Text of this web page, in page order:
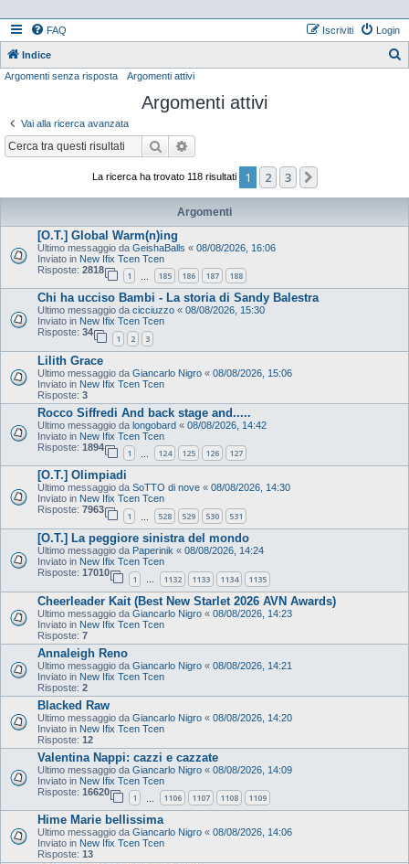
FAQ Login
Iscriviti
Indice
Argomenti senza risposta Argomenti attivi
Argomenti attivi
Vai alla ricerca avanzata
Cerca
La ricerca ha trovato 118 risultati 1 2 3
Argomenti
[O.T.] Global Warm(n)ing
Ultimo messaggio da GeishaBalls « 08/08/2026, 16:06
Inviato in New Ifix Tcen Tcen
Risposte: 2818
1 185 186 187 188
Chi ha ucciso Bambi - La storia di Sandy Balestra
Ultimo messaggio da cicciuzzo « 08/08/2026, 15:30
Inviato in New Ifix Tcen Tcen
Risposte: 34
1 2 3
Lilith Grace
Ultimo messaggio da Giancarlo Nigro « 08/08/2026, 15:06
Inviato in New Ifix Tcen Tcen
Risposte: 3
Rocco Siffredi And back stage and.....
Ultimo messaggio da longobard « 08/08/2026, 14:42
Inviato in New Ifix Tcen Tcen
Risposte: 1894
1 124 125 126 127
[O.T.] Olimpiadi
Ultimo messaggio da SoTTO di nove « 08/08/2026, 14:30
Inviato in New Ifix Tcen Tcen
Risposte: 7963
1 528 529 530 531
[O.T.] La peggiore sinistra del mondo
Ultimo messaggio da Paperinik « 08/08/2026, 14:24
Inviato in New Ifix Tcen Tcen
Risposte: 17010
1 … 1132 1133 1134 1135
Cheerleader Kait (Best New Starlet 2026 AVN Awards)
Ultimo messaggio da Giancarlo Nigro « 08/08/2026, 14:23
Inviato in New Ifix Tcen Tcen
Risposte: 7
Annaleigh Reno
Ultimo messaggio da Giancarlo Nigro « 08/08/2026, 14:21
Inviato in New Ifix Tcen Tcen
Risposte: 2
Blacked Raw
Ultimo messaggio da Giancarlo Nigro « 08/08/2026, 14:20
Inviato in New Ifix Tcen Tcen
Risposte: 12
Valentina Nappi: cazzi e cazzate
Ultimo messaggio da Giancarlo Nigro « 08/08/2026, 14:09
Inviato in New Ifix Tcen Tcen
Risposte: 16620
1 1106 1107 1108 1109
Hime Marie bellissima
Ultimo messaggio da Giancarlo Nigro « 08/08/2026, 14:06
Inviato in New Ifix Tcen Tcen
Risposte: 13